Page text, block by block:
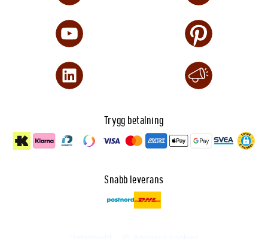
Trygg betalning
Snabb leverans